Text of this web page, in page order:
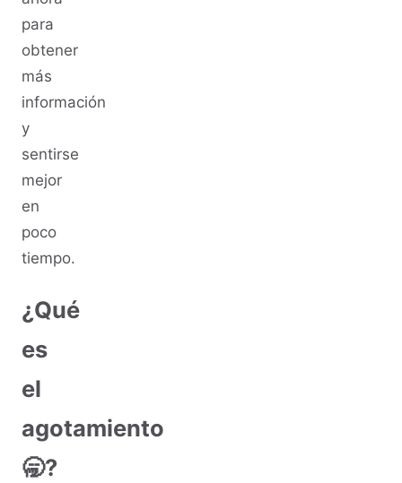
para
obtener
más
información
y
sentirse
mejor
en
poco
tiempo.
¿Qué
es
el
agotamiento
🥱?